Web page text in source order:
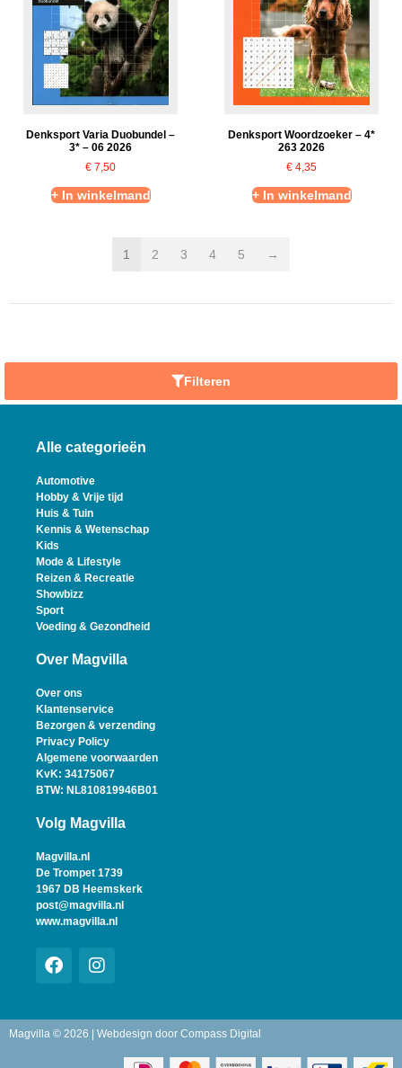
Denksport Varia Duobundel –
3* – 06 2026
€ 7,50
+ In winkelmand
Denksport Woordzoeker – 4*
263 2026
€ 4,35
+ In winkelmand
1 2 3 4 5 →
Filteren
Alle categorieën
Automotive
Hobby & Vrije tijd
Huis & Tuin
Kennis & Wetenschap
Kids
Mode & Lifestyle
Reizen & Recreatie
Showbizz
Sport
Voeding & Gezondheid
Over Magvilla
Over ons
Klantenservice
Bezorgen & verzending
Privacy Policy
Algemene voorwaarden
KvK: 34175067
BTW: NL810819946B01
Volg Magvilla
Magvilla.nl
De Trompet 1739
1967 DB Heemskerk
post@magvilla.nl
www.magvilla.nl
Magvilla © 2026 | Webdesign door Compass Digital